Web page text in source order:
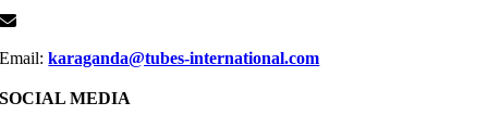
Email:karaganda@tubes-international.com
SOCIAL MEDIA